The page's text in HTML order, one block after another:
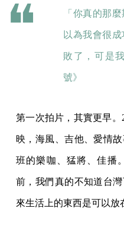
「你真的那
以為我會很
敗了，可是
號》
第一次拍片，其實更早。
映，海風、吉他、愛情
班的樂咖、猛將、佳播
前，我們真的不知道台
來生活上的東西是可以放